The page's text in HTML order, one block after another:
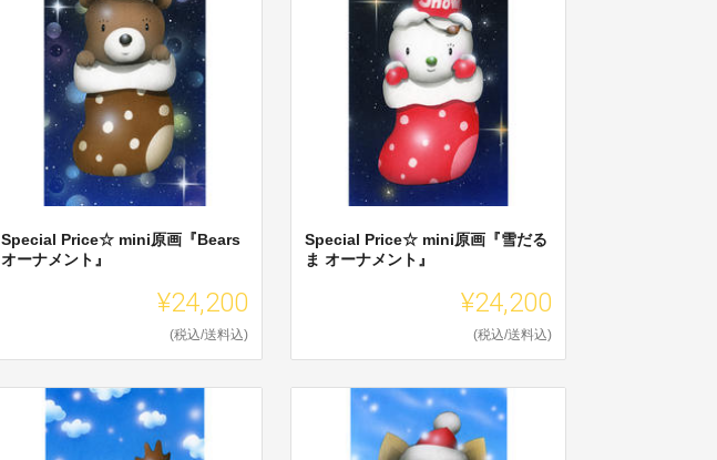
Special Price☆ mini原画『Bears
オーナメント』
¥24,200
(税込/送料込)
Special Price☆ mini原画『雪だる
ま オーナメント』
¥24,200
(税込/送料込)